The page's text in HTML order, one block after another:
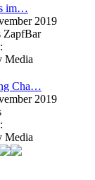
im…
2019
ZapfBar
Media
Cha…
2019
Media